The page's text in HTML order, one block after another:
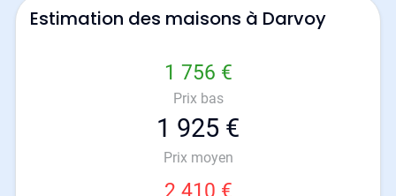
Estimation des maisons à Darvoy
1 756 €
Prix bas
1 925 €
Prix moyen
2 410 €